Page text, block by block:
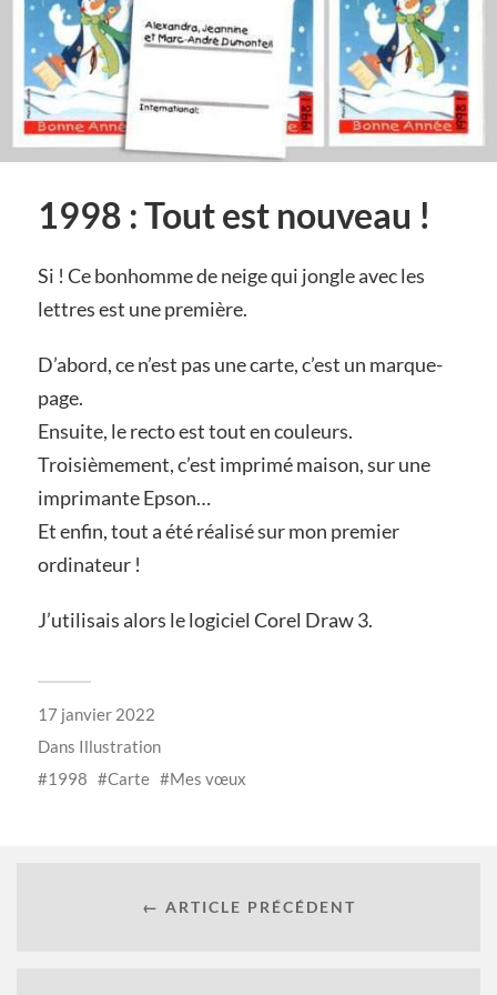
1998 : Tout est nouveau !
Si ! Ce bonhomme de neige qui jongle avec les
lettres est une première.
D’abord, ce n’est pas une carte, c’est un marque-
page.
Ensuite, le recto est tout en couleurs.
Troisièmement, c’est imprimé maison, sur une
imprimante Epson…
Et enfin, tout a été réalisé sur mon premier
ordinateur !
J’utilisais alors le logiciel Corel Draw 3.
17 janvier 2022
Dans Illustration
1998
Carte Mes vœux
← ARTICLE PRÉCÉDENT